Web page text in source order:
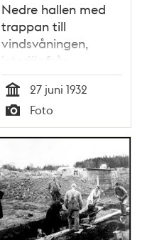
Nedre hallen med
trappan till
vindsvåningen,
interiör från
Beckombergavägen
128 i Ängby
småstugeområde
Tid
27 juni 1932
Typ
Foto